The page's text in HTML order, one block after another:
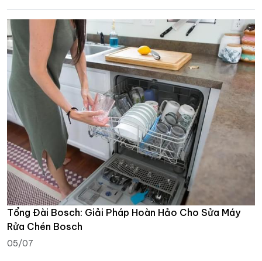
Tổng Đài Bosch: Giải Pháp Hoàn Hảo Cho Sửa Máy
Rửa Chén Bosch
05/07